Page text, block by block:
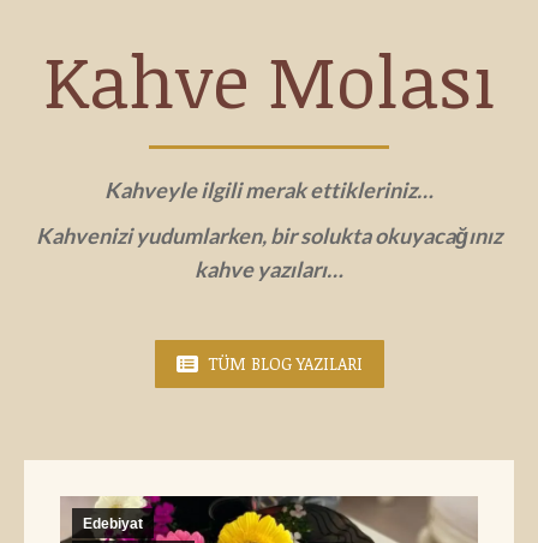
Kahve Molası
Kahveyle ilgili merak ettikleriniz…
Kahvenizi yudumlarken, bir solukta okuyacağınız
kahve yazıları…
TÜM BLOG YAZILARI
Edebiyat